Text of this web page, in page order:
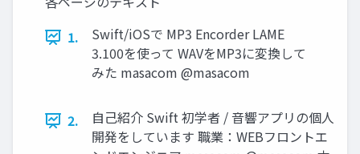
1.
Swift/iOSで MP3 Encorder LAME
3.100を使って WAVをMP3に変換して
みた masacom @masacom
2.
自己紹介 Swift 初学者 / 音響アプリの個人
開発をしています 職業：WEBフロントエ